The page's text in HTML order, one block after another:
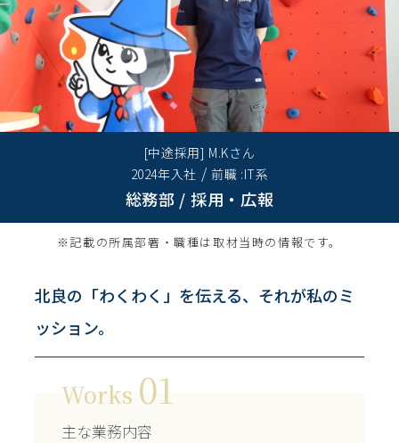
[中途採用] M.Kさん
2024年入社 / 前職 :IT系
総務部 / 採用・広報
※記載の所属部署・職種は取材当時の情報です。
北良の「わくわく」を伝える、それが私のミ
ッション。
Works 01
主な業務内容